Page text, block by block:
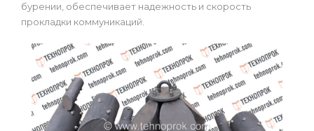
бурении, обеспечивает надежность и скорость
прокладки коммуникаций.